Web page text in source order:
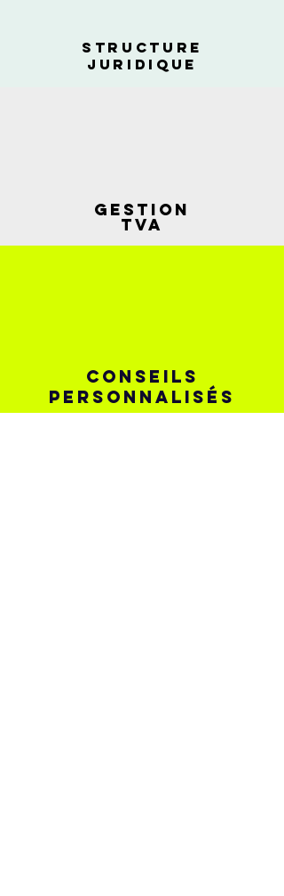
Structure
juridique
Gestion
TVA
CONSEILS
PERSONNALISÉS